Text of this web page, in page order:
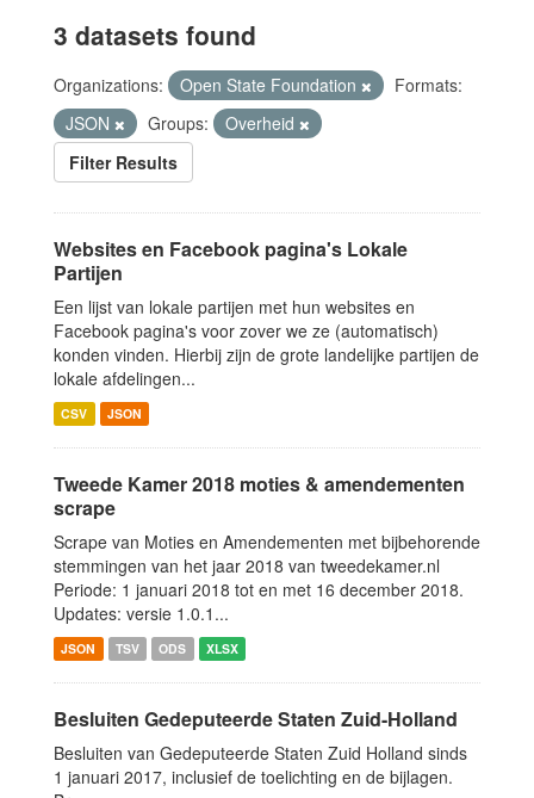
3 datasets found
Organizations: Open State Foundation
Formats:
JSON
Groups:
Overheid
Filter Results
Websites en Facebook pagina's Lokale
Partijen
Een lijst van lokale partijen met hun websites en
Facebook pagina's voor zover we ze (automatisch)
konden vinden. Hierbij zijn de grote landelijke partijen de
lokale afdelingen...
CSV JSON
Tweede Kamer 2018 moties & amendementen
scrape
Scrape van Moties en Amendementen met bijbehorende
stemmingen van het jaar 2018 van tweedekamer.nl
Periode: 1 januari 2018 tot en met 16 december 2018.
Updates: versie 1.0.1...
JSON TSV ODS XLSX
Besluiten Gedeputeerde Staten Zuid-Holland
Besluiten van Gedeputeerde Staten Zuid Holland sinds
1 januari 2017, inclusief de toelichting en de bijlagen.